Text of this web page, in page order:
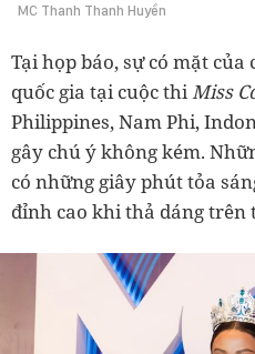
MC Thanh Thanh Huyền
Tại họp báo, sự có mặt
quốc gia tại cuộc thiMiss
Philippines, Nam Phi,
gây chú ý không kém.
có những giây phút tỏa
đỉnh cao khi thả dáng trên